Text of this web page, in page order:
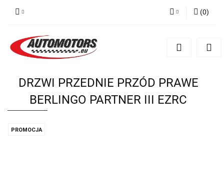
Zarejestruj się
(0)
DRZWI PRZEDNIE PRZÓD PRAWE
BERLINGO PARTNER III EZRC
PROMOCJA